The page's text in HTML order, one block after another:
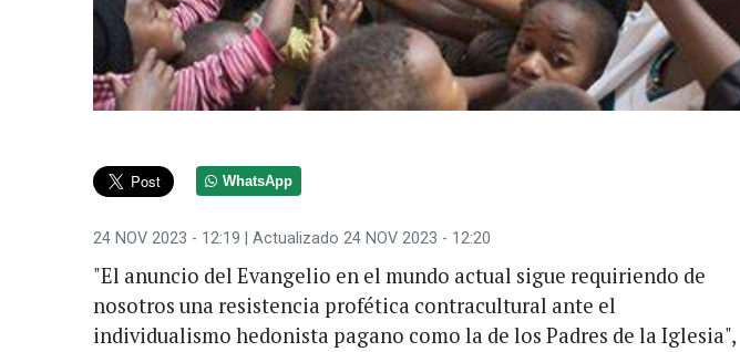
WhatsApp
24 NOV 2023 - 12:19 | Actualizado 24 NOV 2023 - 12:20
"El anuncio del Evangelio en el mundo actual sigue requiriendo de
nosotros una resistencia profética contracultural ante el
individualismo hedonista pagano como la de los Padres de la Iglesia",